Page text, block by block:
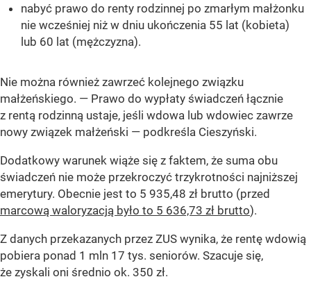
nabyć prawo do renty rodzinnej po zmarłym małżonku
nie wcześniej niż w dniu ukończenia 55 lat (kobieta)
lub 60 lat (mężczyzna).
Nie można również zawrzeć kolejnego związku
małżeńskiego. — Prawo do wypłaty świadczeń łącznie
z rentą rodzinną ustaje, jeśli wdowa lub wdowiec zawrze
nowy związek małżeński — podkreśla Cieszyński.
Dodatkowy warunek wiąże się z faktem, że suma obu
świadczeń nie może przekroczyć trzykrotności najniższej
emerytury. Obecnie jest to 5 935,48 zł brutto (przed
marcową waloryzacją było to 5 636,73 zł brutto).
Z danych przekazanych przez ZUS wynika, że rentę wdowią
pobiera ponad 1 mln 17 tys. seniorów. Szacuje się,
że zyskali oni średnio ok. 350 zł.